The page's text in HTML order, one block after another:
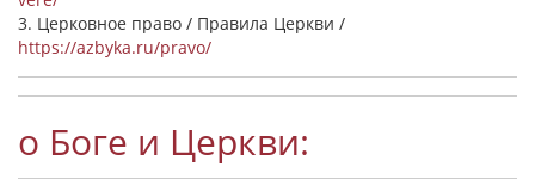
3. Церковное право / Правила Церкви /
https://azbyka.ru/pravo/
о Боге и Церкви: